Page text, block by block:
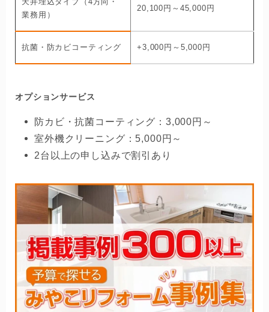
業務用）
20,100円～45,000円
抗菌・防カビコーティング +3,000円～5,000円
オプションサービス
防カビ・抗菌コーティング：3,000円～
室外機クリーニング：5,000円～
2台以上の申し込みで割引あり